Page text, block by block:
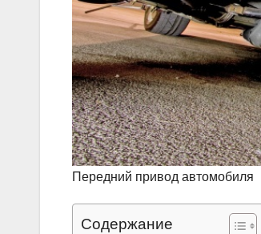
Передний привод автомобиля
Содержание